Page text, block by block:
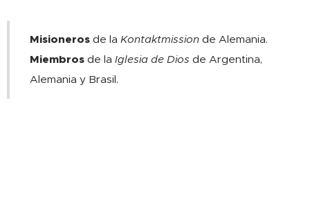
Misioneros de la Kontaktmission de Alemania.
Miembros de la Iglesia de Dios de Argentina,
Alemania y Brasil.